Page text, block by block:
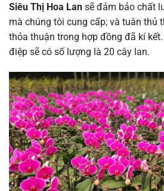
Siêu Thị Hoa Lan sẽ đảm bảo chất
mà chúng tôi cung cấp; và tuân thủ
thỏa thuận trong hợp đồng đã kí
điệp sẽ có số lượng là 20 cây lan.